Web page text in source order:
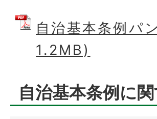
自治基本条例パ
1.2MB)
自治基本条例に